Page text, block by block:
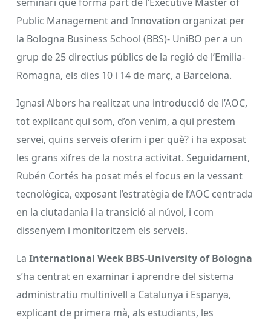
Public Management and Innovation organizat per
la Bologna Business School (BBS)- UniBO per a un
grup de 25 directius públics de la regió de l’Emilia-
Romagna, els dies 10 i 14 de març, a Barcelona.
Ignasi Albors ha realitzat una introducció de l’AOC,
tot explicant qui som, d’on venim, a qui prestem
servei, quins serveis oferim i per què? i ha exposat
les grans xifres de la nostra activitat. Seguidament,
Rubén Cortés ha posat més el focus en la vessant
tecnològica, exposant l’estratègia de l’AOC centrada
en la ciutadania i la transició al núvol, i com
dissenyem i monitoritzem els serveis.
La International Week BBS-University of Bologna
s’ha centrat en examinar i aprendre del sistema
administratiu multinivell a Catalunya i Espanya,
explicant de primera mà, als estudiants, les